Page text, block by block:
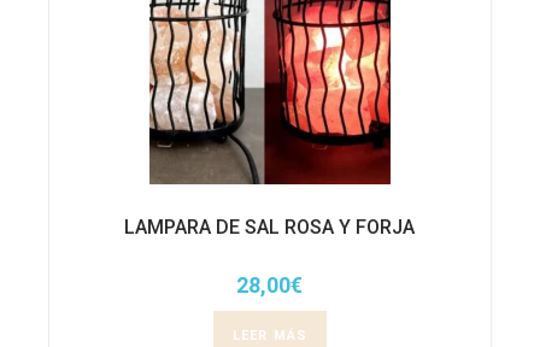
LAMPARA DE SAL ROSA Y FORJA
28,00€
LEER MÁS